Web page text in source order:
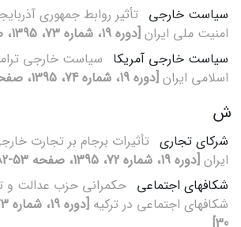
سیاست خارجی تأثیر روابط جمهوری
امنیت ملی ایران [دوره 19، شماره 73، 1395، صفحه 137-158]
سیاست خارجی آمریکا سیاست خارجی
اسلامی ایران [دوره 19، شماره 74، 1395، صفحه 139-164]
ش
شرکای تجاری تأثیرات برجام بر تجارت
ایران [دوره 19، شماره 72، 1395، صفحه 53-82]
شکاف‏های اجتماعی حکم‏رانی حزب عدالت و
شکاف‏های اجتماعی در ترکیه